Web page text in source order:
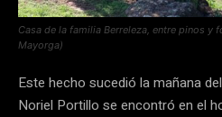
Casa de la familia Berreleza, entre pinos y
Mayorga)
Este hecho sucedió la mañana
Noriel Portillo se encontró en el